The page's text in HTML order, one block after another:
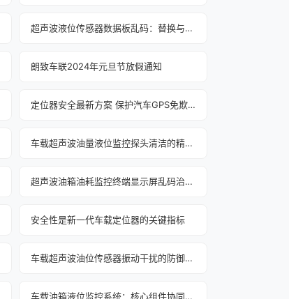
超声波液位传感器数据板乱码：替换与专业支持策略
朗致车联2024年元旦节放假通知
定位器安全最新方案 保护汽车GPS免欺骗攻击
车载超声波油量液位监控探头清洁的精准规范
超声波油箱油耗监控终端显示屏乱码治理新范式
安全性是新一代车载定位器的关键指标
车载超声波油位传感器振动干扰的防御与稳定
车载油箱液位监控系统：核心组件协同增效